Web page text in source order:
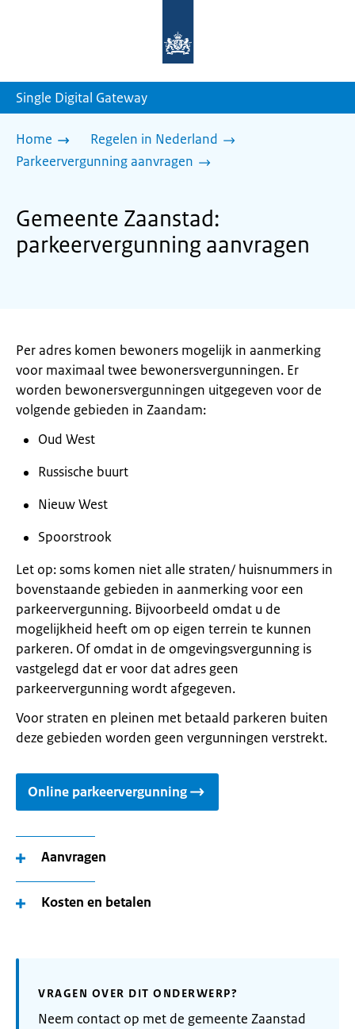
homepage
Single Digital Gateway
Home
Regelen in Nederland
Parkeervergunning aanvragen
Gemeente Zaanstad:
parkeervergunning aanvragen
Per adres komen bewoners mogelijk in aanmerking
voor maximaal twee bewonersvergunningen. Er
worden bewonersvergunningen uitgegeven voor de
volgende gebieden in Zaandam:
Oud West
Russische buurt
Nieuw West
Spoorstrook
Let op: soms komen niet alle straten/ huisnummers in
bovenstaande gebieden in aanmerking voor een
parkeervergunning. Bijvoorbeeld omdat u de
mogelijkheid heeft om op eigen terrein te kunnen
parkeren. Of omdat in de omgevingsvergunning is
vastgelegd dat er voor dat adres geen
parkeervergunning wordt afgegeven.
Voor straten en pleinen met betaald parkeren buiten
deze gebieden worden geen vergunningen verstrekt.
Online parkeervergunning
Aanvragen
Kosten en betalen
VRAGEN OVER DIT ONDERWERP?
Neem contact op met de gemeente Zaanstad